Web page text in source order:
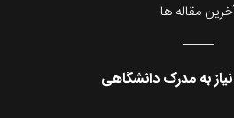
مقاله ها
به مدرک دانشگاهی